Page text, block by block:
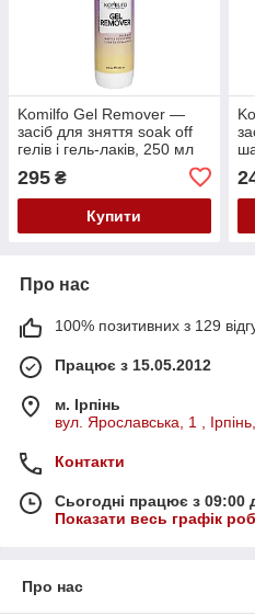
Komilfo Gel Remover —
засіб для зняття soak off
гелів і гель-лаків, 250 мл
295 ₴
Купити
Про нас
100% позитивних з 129
Працює з 15.05.2012
м. Ірпінь
вул. Ярославська, 1 ,
Контакти
Сьогодні працює з 09:00
Показати весь графік
Про нас